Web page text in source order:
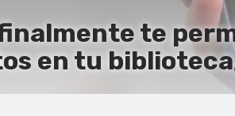
te
en tu